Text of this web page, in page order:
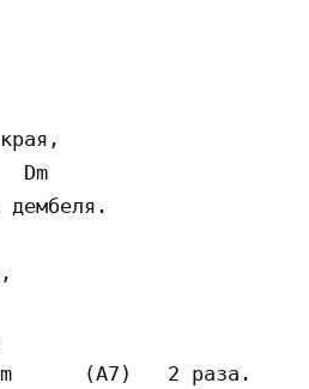
Dm
Dm
Am      (A7)   2